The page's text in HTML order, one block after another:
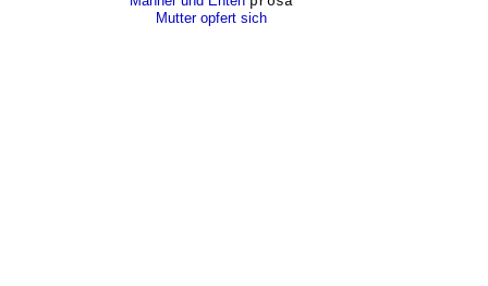
Mutter opfert sich